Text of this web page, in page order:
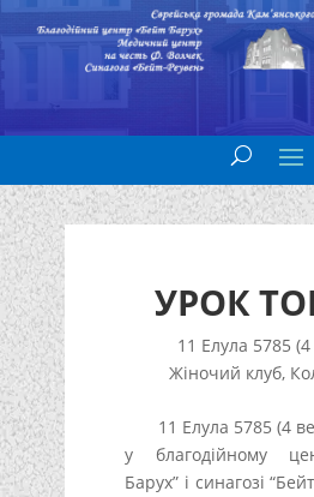
УРОК
11 Елула 5785
Жіночий клуб,
11 Елула 5785 (4
у благодійному
Барух” і синагозі